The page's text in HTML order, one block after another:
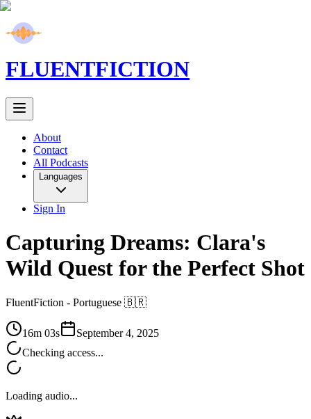
FLUENTFICTION
About
Contact
All Podcasts
Languages
Sign In
Capturing Dreams: Clara's
Wild Quest for the Perfect Shot
FluentFiction - Portuguese 🇧🇷
16m 03s
September 4, 2025
Checking access...
Loading audio...